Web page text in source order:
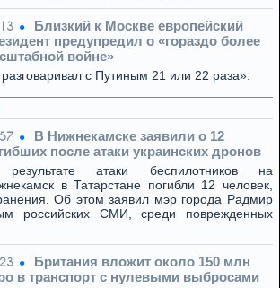
Близкий к Москве европейский
предупредил о «гораздо более
войне»
с Путиным 21 или 22 раза».
В Нижнекамске заявили о 12
после атаки украинских дронов
атаки беспилотников на
в Татарстане погибли 12 человек,
Об этом заявил мэр города Радмир
российских СМИ, среди поврежденных
Британия вложит около 150 млн
в транспорт с нулевыми выбросами